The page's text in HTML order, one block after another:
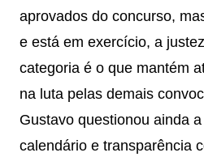
aprovados do concurso,
e está em exercício, a
categoria é o que mantém
na luta pelas demais
Gustavo questionou ainda
calendário e transparência